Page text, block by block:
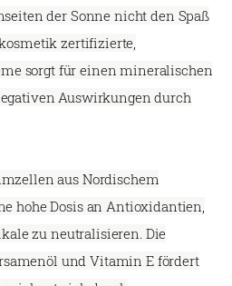
der Sonne nicht den Spaß
zertifizierte,
sorgt für einen mineralischen
Auswirkungen durch
aus Nordischem
hohe Dosis an Antioxidantien,
zu neutralisieren. Die
und Vitamin E fördert